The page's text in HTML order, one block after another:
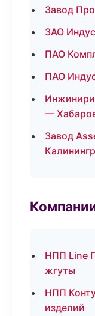
Завод
ЗАО
ПАО
ПАО
—
Завод
НПП Line
жгуты
НПП
изделий